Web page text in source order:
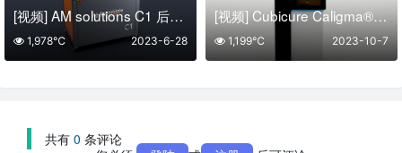
[视频] AM solutions C1 后处理系统 – 全自动去除光聚合物的支撑结构及树脂清洗
2023-6-28
1,978℃
[视频] Cubicure Caligma®适用于原型和小批量生产的3D打印系统
2023-10-7
1,199℃
共有 0 条评论